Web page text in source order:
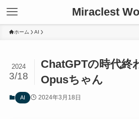
Miraclest
ホーム AI
ChatGPTの時代終
Opusちゃん
2024
3/18
AI 2024年3月18日